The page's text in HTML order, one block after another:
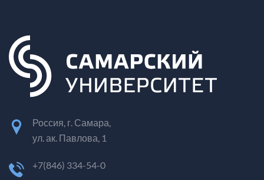
Россия, г. Самара,
ул. ак. Павлова, 1
+7(846) 334-54-0